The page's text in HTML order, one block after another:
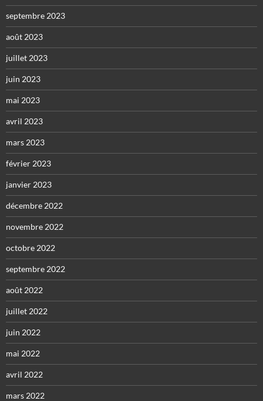
septembre 2023
août 2023
juillet 2023
juin 2023
mai 2023
avril 2023
mars 2023
février 2023
janvier 2023
décembre 2022
novembre 2022
octobre 2022
septembre 2022
août 2022
juillet 2022
juin 2022
mai 2022
avril 2022
mars 2022